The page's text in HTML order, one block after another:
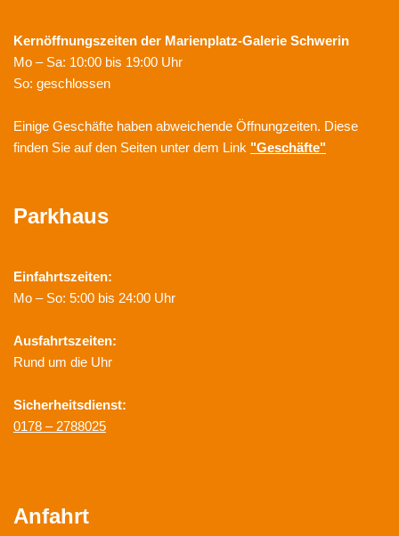
Kernöffnungszeiten der Marienplatz-Galerie Schwerin
Mo – Sa: 10:00 bis 19:00 Uhr
So: geschlossen
Einige Geschäfte haben abweichende Öffnungzeiten. Diese
finden Sie auf den Seiten unter dem Link "Geschäfte"
Parkhaus
Einfahrtszeiten:
Mo – So: 5:00 bis 24:00 Uhr
Ausfahrtszeiten:
Rund um die Uhr
Sicherheitsdienst:
0178 – 2788025
Anfahrt